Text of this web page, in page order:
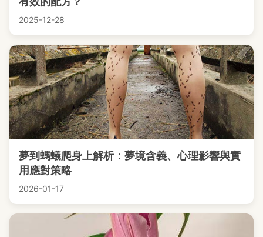
2025-12-28
夢到螞蟻爬身上解析：夢境含義、心理影響與實
用應對策略
2026-01-17